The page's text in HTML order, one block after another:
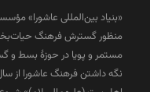
«بنیاد بین‌المللی عاشورا»
منظور گسترش فرهنگ
مستمر و پویا در حوزۀ بسط